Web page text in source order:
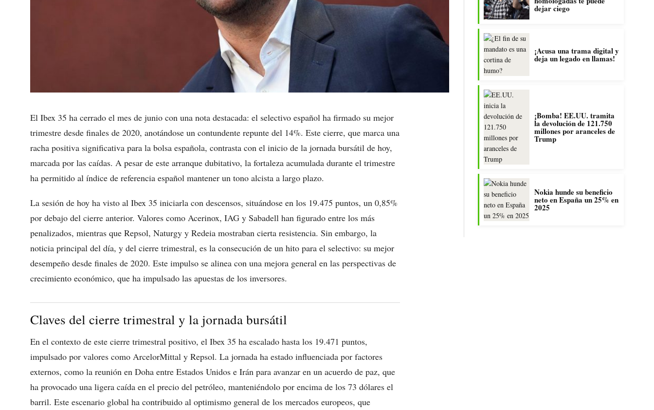
El Ibex 35 ha cerrado el mes de junio con una nota destacada: el selectivo español ha firmado su mejor
trimestre desde finales de 2020, anotándose un contundente repunte del 14%. Este cierre, que marca una
racha positiva significativa para la bolsa española, contrasta con el inicio de la jornada bursátil de hoy,
marcada por las caídas. A pesar de este arranque dubitativo, la fortaleza acumulada durante el trimestre
ha permitido al índice de referencia español mantener un tono alcista a largo plazo.
La sesión de hoy ha visto al Ibex 35 iniciarla con descensos, situándose en los 19.475 puntos, un 0,85%
por debajo del cierre anterior. Valores como Acerinox, IAG y Sabadell han figurado entre los más
penalizados, mientras que Repsol, Naturgy y Redeia mostraban cierta resistencia. Sin embargo, la
noticia principal del día, y del cierre trimestral, es la consecución de un hito para el selectivo: su mejor
desempeño desde finales de 2020. Este impulso se alinea con una mejora general en las perspectivas de
crecimiento económico, que ha impulsado las apuestas de los inversores.
Claves del cierre trimestral y la jornada bursátil
En el contexto de este cierre trimestral positivo, el Ibex 35 ha escalado hasta los 19.471 puntos,
impulsado por valores como ArcelorMittal y Repsol. La jornada ha estado influenciada por factores
externos, como la reunión en Doha entre Estados Unidos e Irán para avanzar en un acuerdo de paz, que
ha provocado una ligera caída en el precio del petróleo, manteniéndolo por encima de los 73 dólares el
barril. Este escenario global ha contribuido al optimismo general de los mercados europeos, que
dejar ciego
¡Acusa una trama digital y
deja un legado en llamas!
¡Bomba! EE.UU. tramita
la devolución de 121.750
millones por aranceles de
Trump
Nokia hunde su beneficio
neto en España un 25% en
2025